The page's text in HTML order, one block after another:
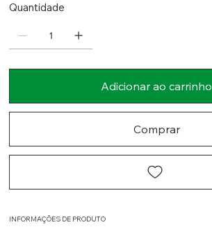
Quantidade
Adicionar ao carrinho
Comprar
INFORMAÇÕES DE PRODUTO